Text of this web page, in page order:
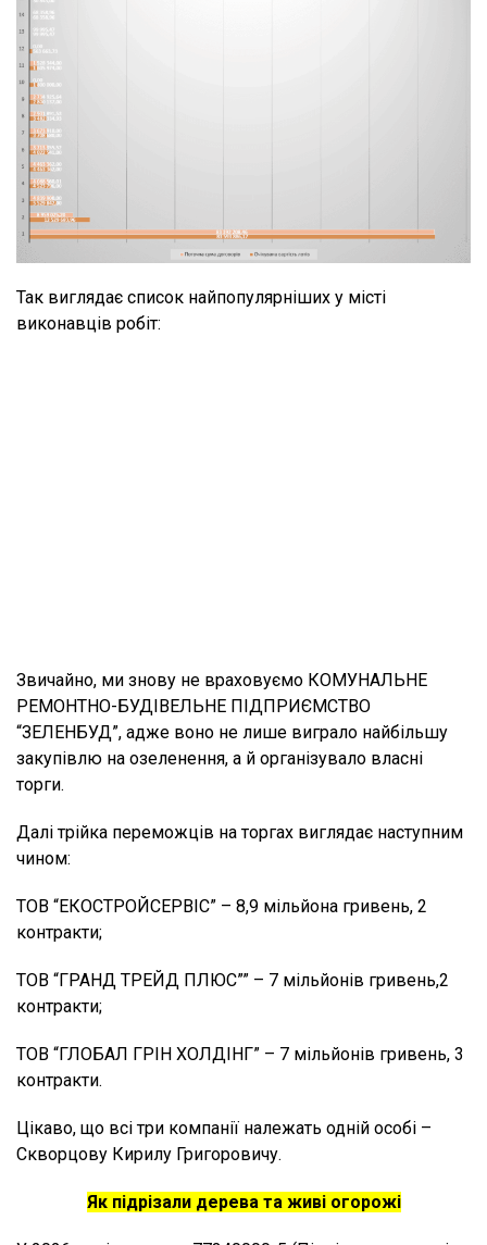
Так виглядає список найпопулярніших у місті
виконавців робіт:
Звичайно, ми знову не враховуємо КОМУНАЛЬНЕ
РЕМОНТНО-БУДІВЕЛЬНЕ ПІДПРИЄМСТВО
“ЗЕЛЕНБУД”, адже воно не лише виграло найбільшу
закупівлю на озеленення, а й організувало власні
торги.
Далі трійка переможців на торгах виглядає наступним
чином:
ТОВ “ЕКОСТРОЙСЕРВІС” – 8,9 мільйона гривень, 2
контракти;
ТОВ “ГРАНД ТРЕЙД ПЛЮС”” – 7 мільйонів гривень,2
контракти;
ТОВ “ГЛОБАЛ ГРІН ХОЛДІНГ” – 7 мільйонів гривень, 3
контракти.
Цікаво, що всі три компанії належать одній особі –
Скворцову Кирилу Григоровичу.
Як підрізали дерева та живі огорожі